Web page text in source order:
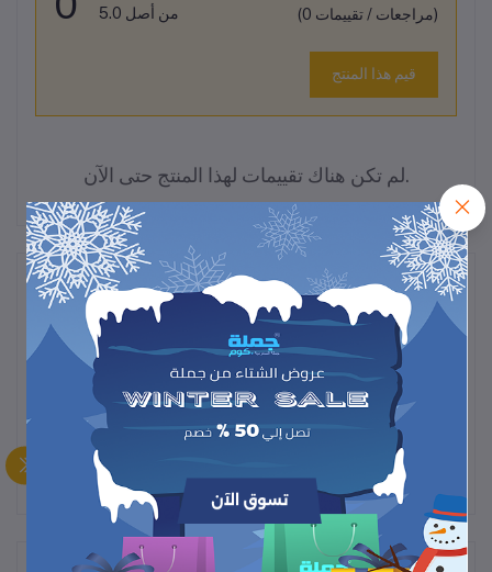
من أصل 5.0 (0 مراجعات / تقييمات)
قيم هذا المنتج
لم تكن هناك تقييمات لهذا المنتج حتى الآن.
وصف
كيس مخصص لتنظيف المكيف بسهولة دون اتساخ المكان، مصنوع من
مادة قوية مقاومة للمياه والتسريب. يساعدك على جمع مياه التنظيف
بكفاءة ويوفر حلًا عمليًا لصيانة المكيفات في المنزل.